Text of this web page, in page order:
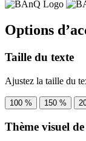
Options
Taille du texte
Ajustez la taille du
100 % 150 %
Thème visuel